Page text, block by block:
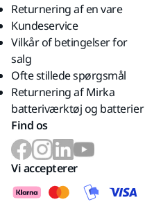
Returnering af en vare
Kundeservice
Vilkår of betingelser for
salg
Ofte stillede spørgsmål
Returnering af Mirka
batteriværktøj og batterier
Find os
Vi accepterer